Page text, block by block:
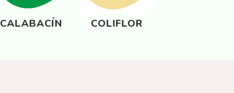
CALABACÍN COLIFLOR